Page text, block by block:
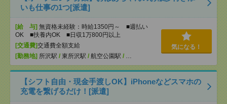
いも仕事の1つ[派遣]
[給 与] 無資格未経験：時給1350円～ ■週払い
OK ■扶養内OK ■日収1万800円以上
[交通費]交通費全額支給
[勤務地] 所沢駅 / 東所沢駅 / 航空公園駅 / …
気になる！
【シフト自由・現金手渡しOK】iPhoneなどスマホの
充電を繋げるだけ！[派遣]